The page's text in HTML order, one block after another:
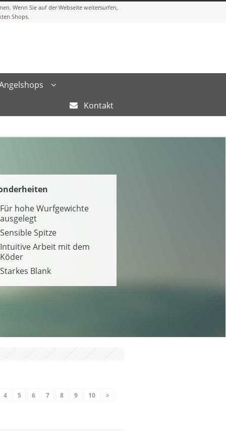
Kontakt
Für hohe Wurfgewichte
ausgelegt
Sensible Spitze
Intuitive Arbeit mit dem
Köder
Starkes Blank
4 5 6 7 8 9 10 >